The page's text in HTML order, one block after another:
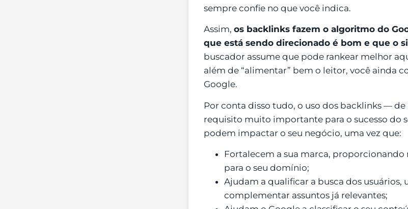
sempre confie no que você indica.
Assim, os backlinks fazem o algoritmo do
que está sendo direcionado é bom e que o
buscador assume que pode rankear melhor
além de “alimentar” bem o leitor, você ainda
Google.
Por conta disso tudo, o uso dos backlinks —
requisito muito importante para o sucesso do
podem impactar o seu negócio, uma vez que:
Fortalecem a sua marca, proporcionando
para o seu domínio;
Ajudam a qualificar a busca dos usuários,
complementar assuntos já relevantes;